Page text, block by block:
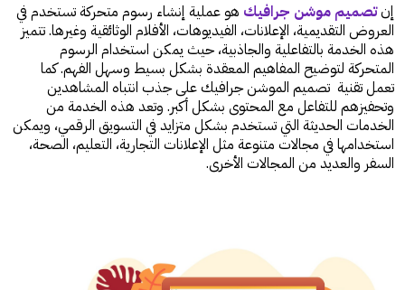
إنتصميم موشن جرافيك هو عملية إنشاء رسوم متحركة تستخدم في
العروض التقديمية، الإعلانات، الفيديوهات، الأفلام الوثائقية وغيرها. تتميز
هذه الخدمة بالتفاعلية والجاذبية، حيث يمكن استخدام الرسوم
المتحركة لتوضيح المفاهيم المعقدة بشكل بسيط وسهل الفهم. كما
تعمل تقنية تصميم الموشن جرافيك على جذب انتباه المشاهدين
وتحفيزهم للتفاعل مع المحتوى بشكل أكبر. وتعد هذه الخدمة من
الخدمات الحديثة التي تستخدم بشكل متزايد في التسويق الرقمي، ويمكن
استخدامها في مجالات متنوعة مثل الإعلانات التجارية، التعليم، الصحة،
السفر والعديد من المجالات الأخرى.